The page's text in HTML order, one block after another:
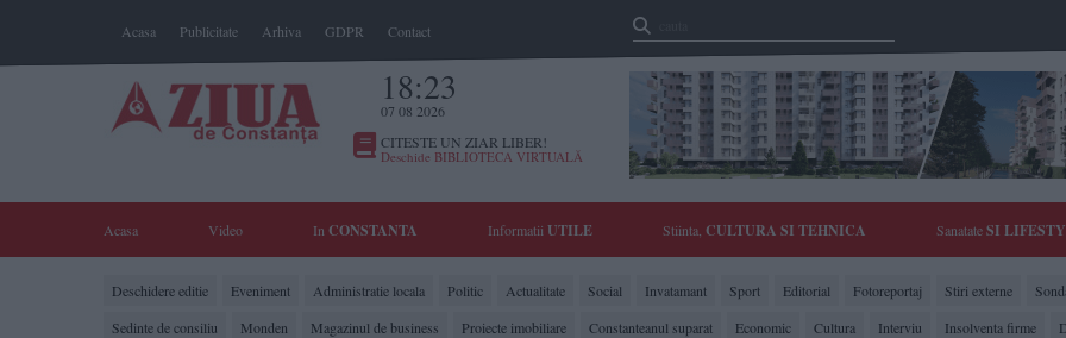
Acasa Publicitate Arhiva GDPR Contact
18:23
07 08 2026
CITESTE UN ZIAR LIBER!
Deschide BIBLIOTECA VIRTUALĂ
Acasa Video In CONSTANTA Informatii UTILE Stiinta, CULTURA SI TEHNICA SanatateSI
Deschidere editie Eveniment Administratie locala Politic Actualitate Social Invatamant Sport Editorial Fotoreportaj Stiri externe
Sedinte de consiliu
Monden Magazinul de business Proiecte imobiliare Constanteanul suparat Economic Cultura Interviu Insolventa firme